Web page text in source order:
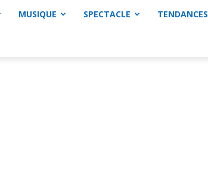
MUSIQUE SPECTACLE TENDANCES